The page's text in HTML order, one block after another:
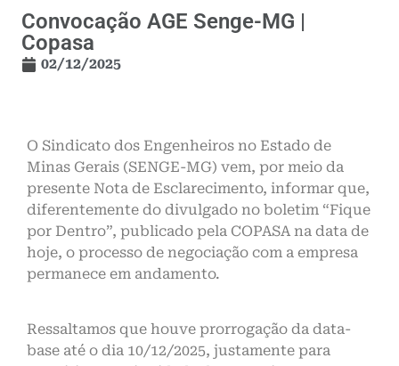
Convocação AGE Senge-MG |
Copasa
02/12/2025
O Sindicato dos Engenheiros no Estado de
Minas Gerais (SENGE-MG) vem, por meio da
presente Nota de Esclarecimento, informar que,
diferentemente do divulgado no boletim “Fique
por Dentro”, publicado pela COPASA na data de
hoje, o processo de negociação com a empresa
permanece em andamento.
Ressaltamos que houve prorrogação da data-
base até o dia 10/12/2025, justamente para